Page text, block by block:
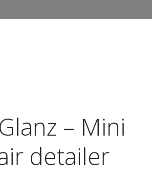
– Mini
detailer